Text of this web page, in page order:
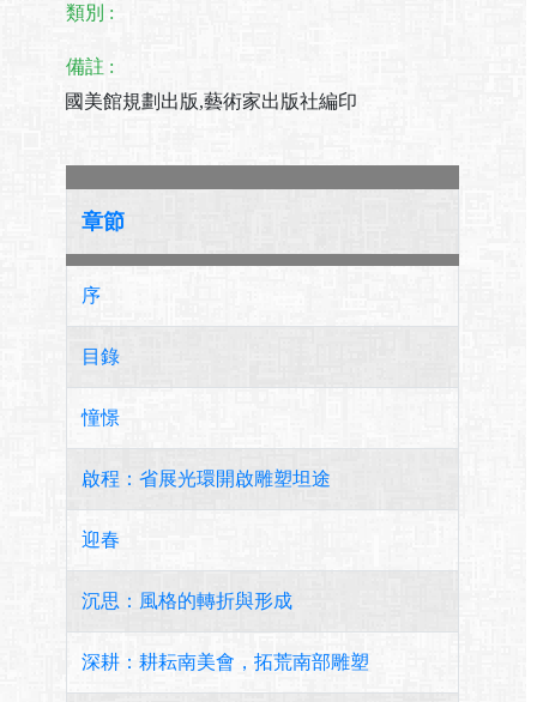
類別 :
備註 :
國美館規劃出版,藝術家出版社編印
章節
序
目錄
憧憬
啟程：省展光環開啟雕塑坦途
迎春
沉思：風格的轉折與形成
深耕：耕耘南美會，拓荒南部雕塑